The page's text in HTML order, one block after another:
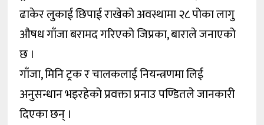
ढाकेर लुकाई छिपाई राखेको अवस्थामा २८ पोका लागु
औषध गाँजा बरामद गरिएको जिप्रका, बाराले जनाएको
छ ।
गाँजा, मिनि ट्रक र चालकलाई नियन्त्रणमा लिई
अनुसन्धान भइरहेको प्रवक्ता प्रनाउ पण्डितले जानकारी
दिएका छन् ।